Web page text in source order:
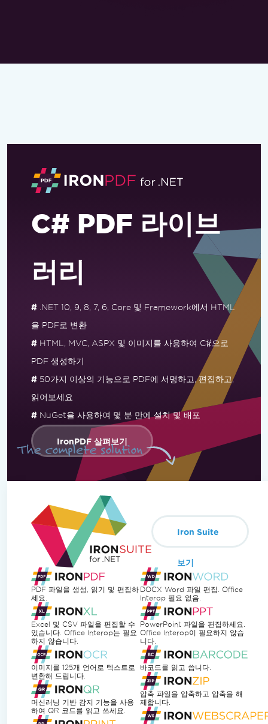
C# PDF 라이브
러리
# .NET 10, 9, 8, 7, 6, Core 및 Framework에서 HTML
을 PDF로 변환
# HTML, MVC, ASPX 및 이미지를 사용하여 C#으로
PDF 생성하기
# 50가지 이상의 기능으로 PDF에 서명하고, 편집하고,
읽어보세요
# NuGet을 사용하여 몇 분 만에 설치 및 배포
IronPDF 살펴보기
Iron Suite
보기
PDF 파일을 생성, 읽기 및 편집하
세요.
Excel 및 CSV 파일을 편집할 수
있습니다. Office Interop는 필요
하지 않습니다.
이미지를 125개 언어로 텍스트로
변환해 드립니다.
머신러닝 기반 감지 기능을 사용
하여 QR 코드를 읽고 쓰세요.
DOCX Word 파일 편집. Office
Interop 필요 없음.
PowerPoint 파일을 편집하세요.
Office Interop이 필요하지 않습
니다.
바코드를 읽고 씁니다.
압축 파일을 압축하고 압축을 해
제합니다.